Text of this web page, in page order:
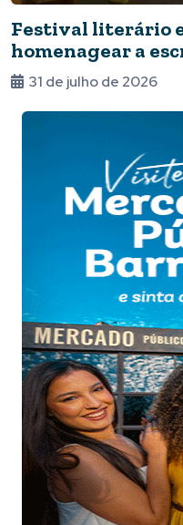
Festival literário
homenagear a
31 de julho de 2026